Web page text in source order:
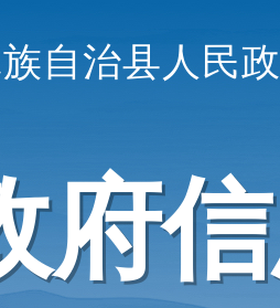
自治县人民
府